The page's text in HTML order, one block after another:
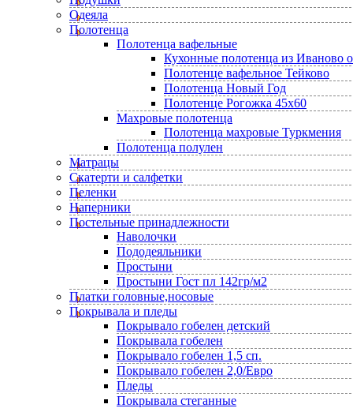
Одеяла
Полотенца
Полотенца вафельные
Кухонные полотенца из Иваново
Полотенце вафельное Тейково
Полотенца Новый Год
Полотенце Рогожка 45х60
Махровые полотенца
Полотенца махровые Туркмения
Полотенца полулен
Матрацы
Скатерти и салфетки
Пеленки
Наперники
Постельные принадлежности
Наволочки
Пододеяльники
Простыни
Простыни Гост пл 142гр/м2
Платки головные,носовые
Покрывала и пледы
Покрывало гобелен детский
Покрывала гобелен
Покрывало гобелен 1,5 сп.
Покрывало гобелен 2,0/Евро
Пледы
Покрывала стеганные